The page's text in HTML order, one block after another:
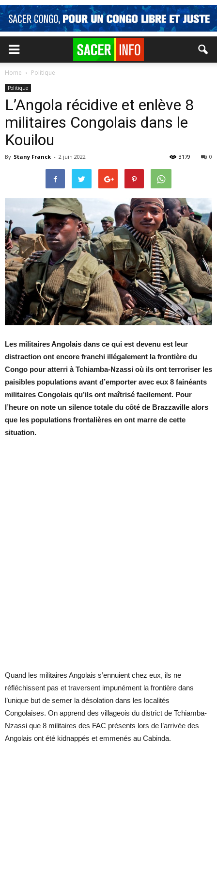
Home Politique
Politique
L’Angola récidive et enlève 8
militaires Congolais dans le
Kouilou
By Stany Franck - 2 juin 2022 0
3179
Les militaires Angolais dans ce qui est devenu est leur
distraction ont encore franchi illégalement la frontière du
Congo pour atterri à Tchiamba-Nzassi où ils ont terroriser les
paisibles populations avant d’emporter avec eux 8 fainéants
militaires Congolais qu’ils ont maîtrisé facilement. Pour
l’heure on note un silence totale du côté de Brazzaville alors
que les populations frontalières en ont marre de cette
situation.
Quand les militaires Angolais s’ennuient chez eux, ils ne
réfléchissent pas et traversent impunément la frontière dans
l’unique but de semer la désolation dans les localités
Congolaises. On apprend des villageois du district de Tchiamba-
Nzassi que 8 militaires des FAC présents lors de l’arrivée des
Angolais ont été kidnappés et emmenés au Cabinda.